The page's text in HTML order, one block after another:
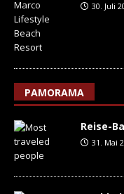
30. Juli
PAMORAMA
Reise-
31. Mai